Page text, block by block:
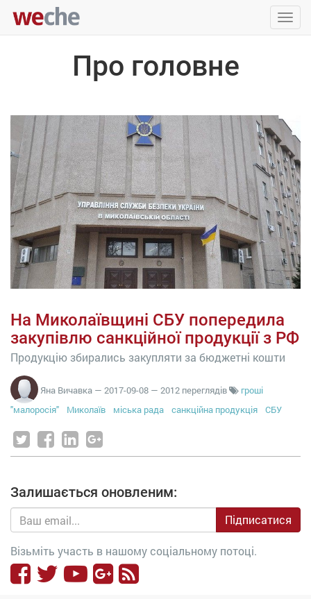
Про головне
На Миколаївщині СБУ попередила
закупівлю санкційної продукції з РФ
Продукцію збирались закупляти за бюджетні кошти
Яна Вичавка — 2017-09-08 — 2012 переглядів
гроші
"малоросія"
Миколаїв міська рада санкційна продукція СБУ
Залишається оновленим:
Підписатися
Візьміть участь в нашому соціальному потоці.